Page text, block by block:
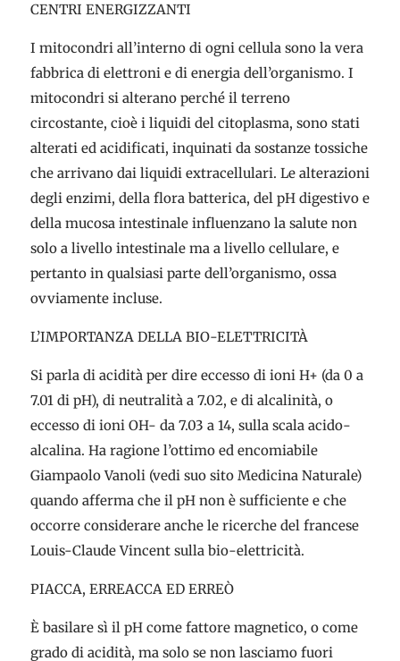
CENTRI ENERGIZZANTI
I mitocondri all’interno di ogni cellula sono la vera
fabbrica di elettroni e di energia dell’organismo. I
mitocondri si alterano perché il terreno
circostante, cioè i liquidi del citoplasma, sono stati
alterati ed acidificati, inquinati da sostanze tossiche
che arrivano dai liquidi extracellulari. Le alterazioni
degli enzimi, della flora batterica, del pH digestivo e
della mucosa intestinale influenzano la salute non
solo a livello intestinale ma a livello cellulare, e
pertanto in qualsiasi parte dell’organismo, ossa
ovviamente incluse.
L’IMPORTANZA DELLA BIO-ELETTRICITÀ
Si parla di acidità per dire eccesso di ioni H+ (da 0 a
7.01 di pH), di neutralità a 7.02, e di alcalinità, o
eccesso di ioni OH- da 7.03 a 14, sulla scala acido-
alcalina. Ha ragione l’ottimo ed encomiabile
Giampaolo Vanoli (vedi suo sito Medicina Naturale)
quando afferma che il pH non è sufficiente e che
occorre considerare anche le ricerche del francese
Louis-Claude Vincent sulla bio-elettricità.
PIACCA, ERREACCA ED ERREÒ
È basilare sì il pH come fattore magnetico, o come
grado di acidità, ma solo se non lasciamo fuori